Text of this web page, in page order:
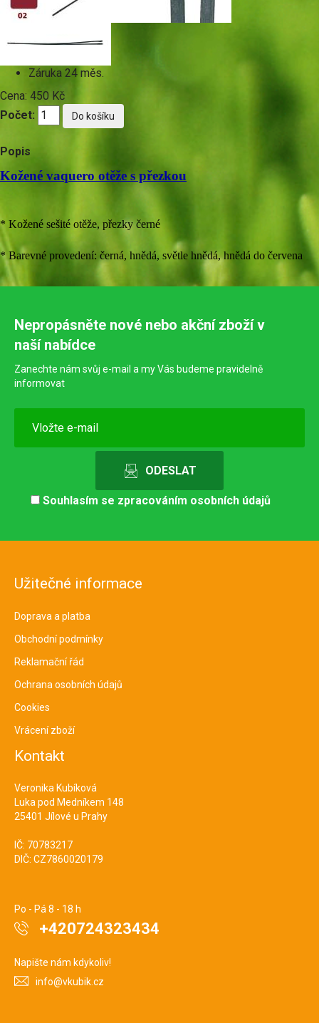
Záruka 24 měs.
Cena: 450 Kč
Počet:
Popis
Kožené vaquero otěže s přezkou
* Kožené sešité otěže, přezky černé
* Barevné provedení: černá, hnědá, světle hnědá, hnědá do červena
Nepropásněte nové nebo akční zboží v
naší nabídce
Zanechte nám svůj e-mail a my Vás budeme pravidelně
informovat
Souhlasím se zpracováním osobních údajů
Užitečné informace
Doprava a platba
Obchodní podmínky
Reklamační řád
Ochrana osobních údajů
Cookies
Vrácení zboží
Kontakt
Veronika Kubíková
Luka pod Medníkem 148
25401 Jílové u Prahy
IČ: 70783217
DIČ: CZ7860020179
Po - Pá 8 - 18 h
+420724323434
Napište nám kdykoliv!
info@vkubik.cz